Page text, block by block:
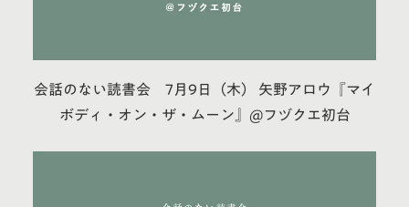
会話のない読書会 7月9日（木） 矢野アロウ『マイ
ボディ・オン・ザ・ムーン』@フヅクエ初台